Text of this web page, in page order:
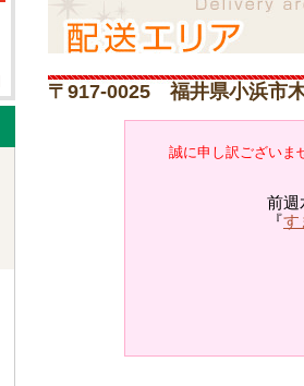
〒917-0025 福井県小浜市
誠に申し訳ございま
前週
『す